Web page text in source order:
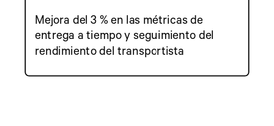
Mejora del 3 % en las métricas de
entrega a tiempo y seguimiento del
rendimiento del transportista